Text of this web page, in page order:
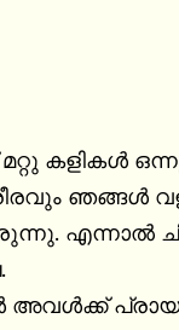
കളികള്‍
ഞങ്ങള്‍
അവള്‍ക്ക്